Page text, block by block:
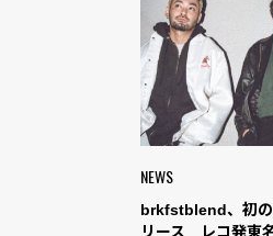
NEWS
brkfstblend、初の
リース レコ発東